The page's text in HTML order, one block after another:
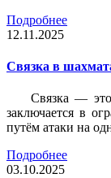
Подробнее
12.11.2025
Связка в
Связка —
заключается в
путём атаки на
Подробнее
03.10.2025